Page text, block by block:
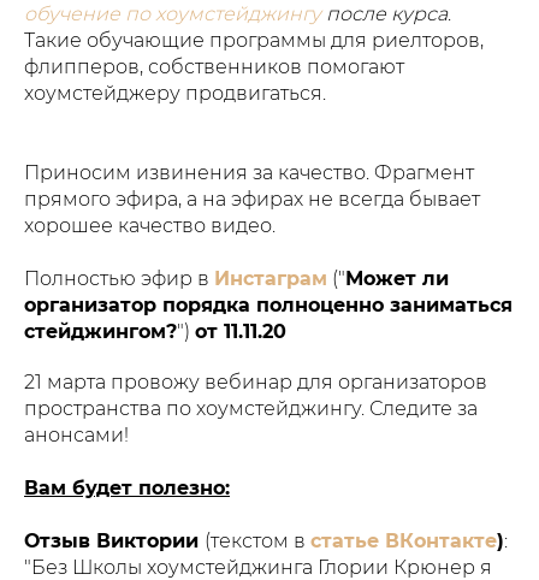
обучение по хоумстейджингупосле курса.
Такие обучающие программы для риелторов,
флипперов, собственников помогают
хоумстейджеру продвигаться.
Приносим извинения за качество. Фрагмент
прямого эфира, а на эфирах не всегда бывает
хорошее качество видео.
Полностью эфир в Инстаграм ("Может ли
организатор порядка полноценно заниматься
стейджингом?") от 11.11.20
21 марта провожу вебинар для организаторов
пространства по хоумстейджингу. Следите за
анонсами!
Вам будет полезно:
Отзыв Виктории (текстом в статье ВКонтакте):
"Без Школы хоумстейджинга Глории Крюнер я